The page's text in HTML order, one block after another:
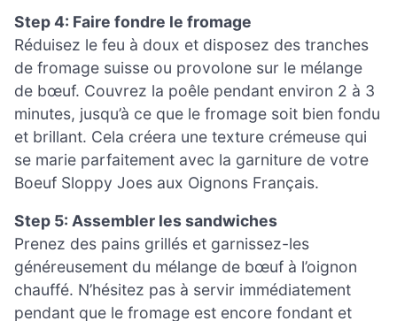
Step 4: Faire fondre le fromage
Réduisez le feu à doux et disposez des tranches
de fromage suisse ou provolone sur le mélange
de bœuf. Couvrez la poêle pendant environ 2 à 3
minutes, jusqu’à ce que le fromage soit bien fondu
et brillant. Cela créera une texture crémeuse qui
se marie parfaitement avec la garniture de votre
Boeuf Sloppy Joes aux Oignons Français.
Step 5: Assembler les sandwiches
Prenez des pains grillés et garnissez-les
généreusement du mélange de bœuf à l’oignon
chauffé. N’hésitez pas à servir immédiatement
pendant que le fromage est encore fondant et